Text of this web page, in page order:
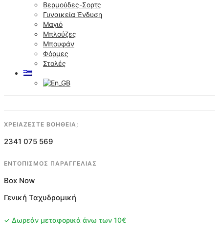
Βερμούδες-Σορτς
Γυναικεία Ένδυση
Μαγιό
Μπλούζες
Μπουφάν
Φόρμες
Στολές
ΧΡΕΙΑΖΕΣΤΕ ΒΟΗΘΕΙΑ;
2341 075 569
ΕΝΤΟΠΙΣΜΟΣ ΠΑΡΑΓΓΕΛΙΑΣ
Box Now
Γενική Ταχυδρομική
✓ Δωρεάν μεταφορικά άνω των 10€